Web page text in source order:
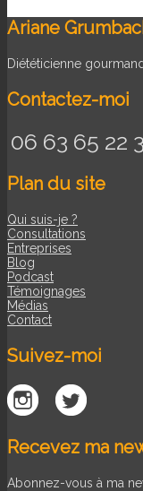
Ariane
Diététicienne
Contactez-moi
06 63 65 22
Plan du site
Qui suis-je ?
Consultations
Entreprises
Blog
Podcast
Témoignages
Médias
Contact
Suivez-moi
Recevez ma
Abonnez-vous à ma